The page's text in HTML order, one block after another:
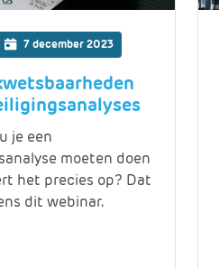
7 december 2023
je een
moeten doen
het precies op? Dat
dit webinar.